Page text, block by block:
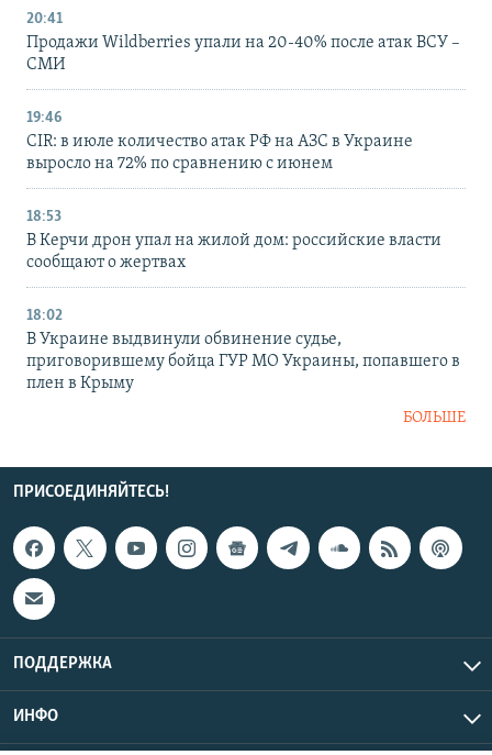
20:41
Продажи Wildberries упали на 20-40% после атак ВСУ –
СМИ
19:46
CIR: в июле количество атак РФ на АЗС в Украине
выросло на 72% по сравнению с июнем
18:53
В Керчи дрон упал на жилой дом: российские власти
сообщают о жертвах
18:02
В Украине выдвинули обвинение судье,
приговорившему бойца ГУР МО Украины, попавшего в
плен в Крыму
БОЛЬШЕ
ПРИСОЕДИНЯЙТЕСЬ!
ПОДДЕРЖКА
ИНФО